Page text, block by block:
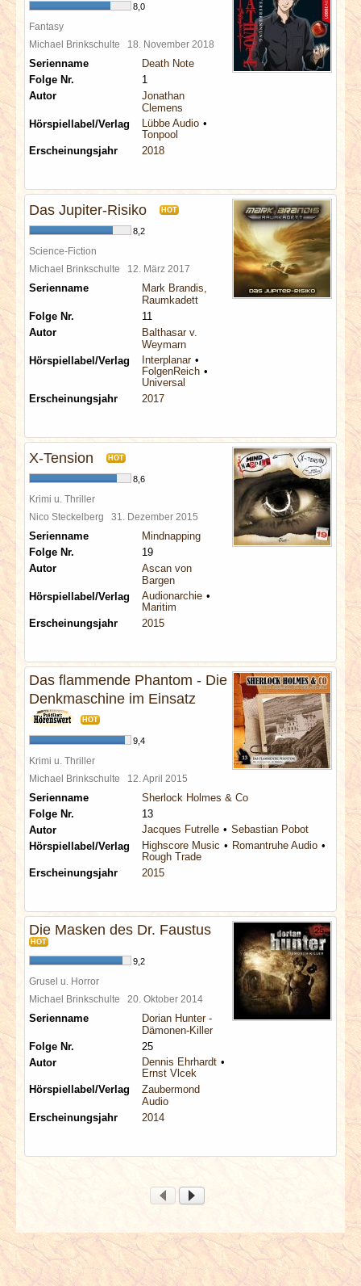
8,0
Fantasy
Michael Brinkschulte 18. November 2018
Serienname
Death Note
Folge Nr.
1
Autor
Jonathan
Clemens
Hörspiellabel/Verlag
Lübbe Audio
Tonpool
Erscheinungsjahr
2018
Das Jupiter-Risiko HOT
8,2
Science-Fiction
Michael Brinkschulte 12. März 2017
Serienname
Mark Brandis,
Raumkadett
Folge Nr.
11
Autor
Balthasar v.
Weymarn
Hörspiellabel/Verlag
Interplanar
FolgenReich
Universal
Erscheinungsjahr
2017
X-Tension HOT
8,6
Krimi u. Thriller
Nico Steckelberg 31. Dezember 2015
Serienname
Mindnapping
Folge Nr.
19
Autor
Ascan von
Bargen
Hörspiellabel/Verlag
Audionarchie
Maritim
Erscheinungsjahr
2015
Das flammende Phantom - Die
Denkmaschine im Einsatz
HOT
9,4
Krimi u. Thriller
Michael Brinkschulte 12. April 2015
Serienname
Sherlock Holmes & Co
Folge Nr.
13
Autor
Jacques Futrelle
Sebastian Pobot
Hörspiellabel/Verlag
Highscore Music
Romantruhe Audio
Rough Trade
Erscheinungsjahr
2015
Die Masken des Dr. Faustus
HOT
9,2
Grusel u. Horror
Michael Brinkschulte 20. Oktober 2014
Serienname
Dorian Hunter -
Dämonen-Killer
Folge Nr.
25
Autor
Dennis Ehrhardt
Ernst Vlcek
Hörspiellabel/Verlag
Zaubermond
Audio
Erscheinungsjahr
2014